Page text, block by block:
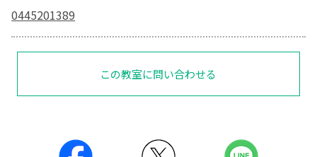
0445201389
この教室に問い合わせる